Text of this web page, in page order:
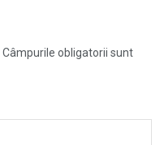
Câmpurile obligatorii sunt